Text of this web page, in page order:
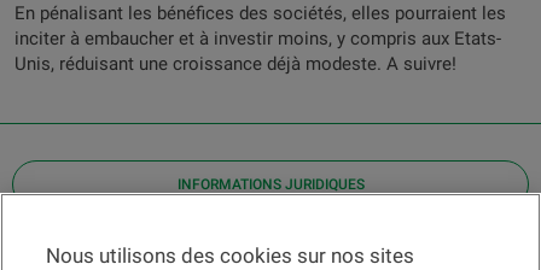
En pénalisant les bénéfices des sociétés, elles pourraient les
inciter à embaucher et à investir moins, y compris aux Etats-
Unis, réduisant une croissance déjà modeste. A suivre!
INFORMATIONS JURIDIQUES
Contact
Nous utilisons des cookies sur nos sites